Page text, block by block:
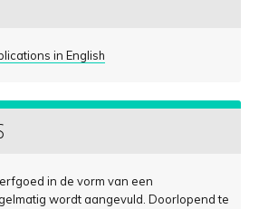
in English
in de vorm van een
wordt aangevuld. Doorlopend te